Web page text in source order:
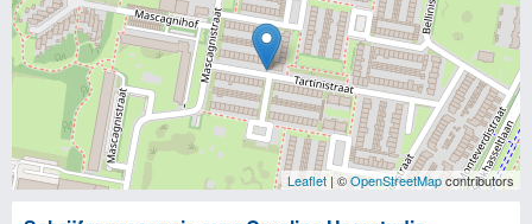
Leaflet| ©OpenStreetMapcontributors